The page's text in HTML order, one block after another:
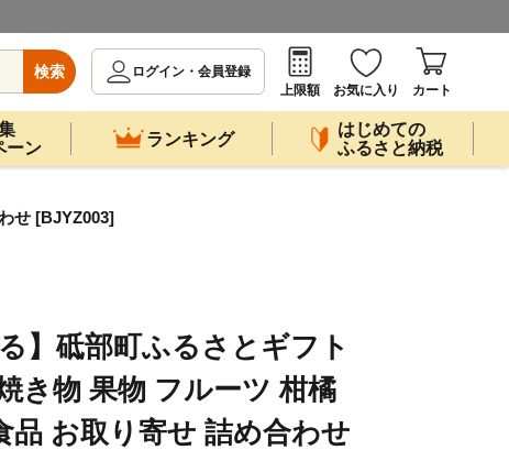
検索
ログイン・会員登録
上限額
お気に入り カート
ーン
ランキング
はじめての
ふるさと納税
せ [BJYZ003]
】砥部町ふるさとギフト
き物 果物 フルーツ 柑橘
品 お取り寄せ 詰め合わせ